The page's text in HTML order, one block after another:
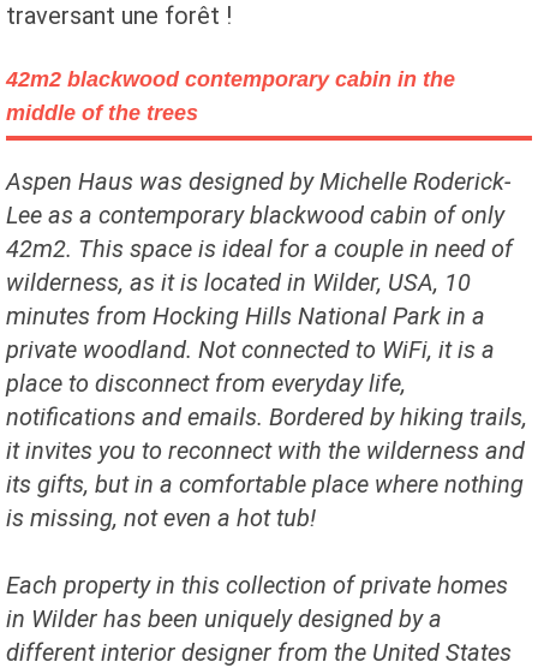
traversant une forêt !
42m2 blackwood contemporary cabin in the
middle of the trees
Aspen Haus was designed by Michelle Roderick-
Lee as a contemporary blackwood cabin of only
42m2. This space is ideal for a couple in need of
wilderness, as it is located in Wilder, USA, 10
minutes from Hocking Hills National Park in a
private woodland. Not connected to WiFi, it is a
place to disconnect from everyday life,
notifications and emails. Bordered by hiking trails,
it invites you to reconnect with the wilderness and
its gifts, but in a comfortable place where nothing
is missing, not even a hot tub!
Each property in this collection of private homes
in Wilder has been uniquely designed by a
different interior designer from the United States